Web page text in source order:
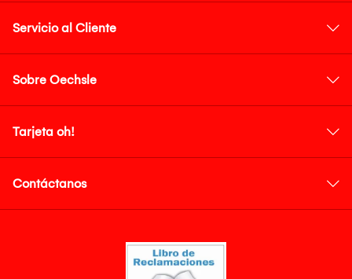
Servicio al Cliente
Sobre Oechsle
Tarjeta oh!
Contáctanos